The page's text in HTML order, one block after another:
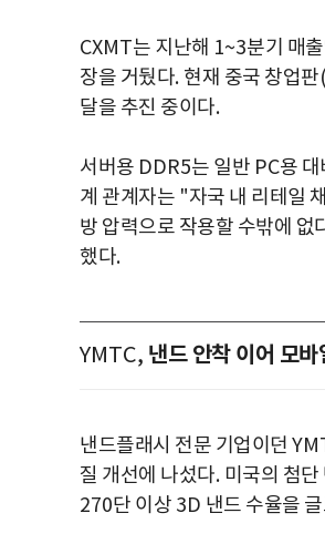
CXMT는 지난해 1~3분기 매
장을 거뒀다. 현재 중국 창업판
달을 추진 중이다.
서버용 DDR5는 일반 PC용 대
계 관계자는 "자국 내 리테일
방 압력으로 작용할 수밖에 없
했다.
YMTC, 낸드 안착 이어 모
낸드플래시 전문 기업이던
질 개선에 나섰다. 미국의 첨단
270단 이상 3D 낸드 수율을